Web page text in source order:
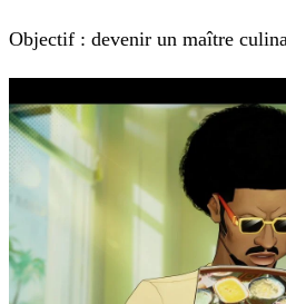
Objectif : devenir un maître